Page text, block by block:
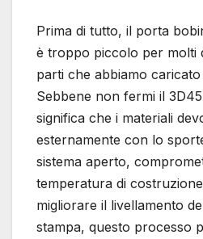
Prima di tutto, il porta
è troppo piccolo per molti
parti che abbiamo
Sebbene non fermi il
significa che i materiali
esternamente con lo
sistema aperto,
temperatura di
migliorare il livellamento
stampa, questo processo